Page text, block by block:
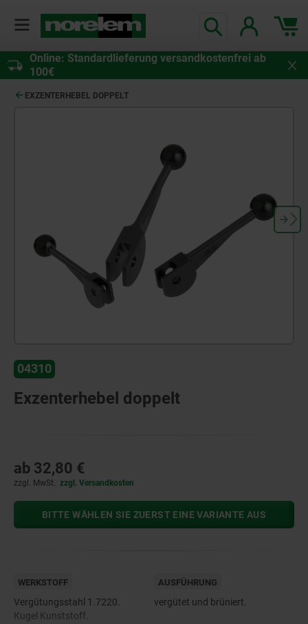
Online: Standardlieferung versandkostenfrei ab
100€
EXZENTERHEBEL DOPPELT
04310
Exzenterhebel doppelt
ab 32,80 €
zzgl. MwSt. zzgl. Versandkosten
BITTE WÄHLEN SIE ZUERST EINE VARIANTE AUS
WERKSTOFF
Vergütungsstahl 1.7220.
Kugel Kunststoff.
AUSFÜHRUNG
vergütet und brüniert.